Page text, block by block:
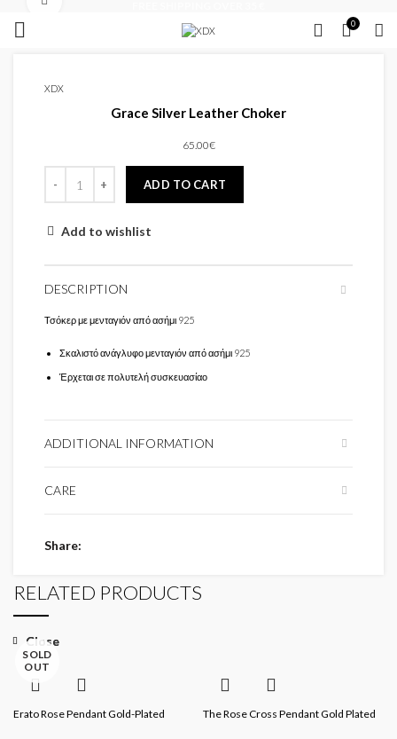
0
XDX
Grace Silver Leather Choker
65.00€
ADD TO CART
Add to wishlist
DESCRIPTION
Τσόκερ με μενταγιόν από ασήμι 925
Σκαλιστό ανάγλυφο μενταγιόν από ασήμι 925
Έρχεται σε πολυτελή συσκευασίαο
ADDITIONAL INFORMATION
CARE
Share
RELATED PRODUCTS
SOLD
OUT
Close
Erato Rose Pendant Gold-Plated
Close
The Rose Cross Pendant Gold Plated